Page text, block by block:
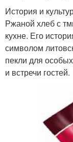
История и
Ржаной хлеб с
кухне. Его
символом
пекли для
и встречи гостей.